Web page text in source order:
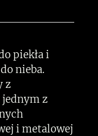
piekła i
nieba.
z
jednym z
i metalowej